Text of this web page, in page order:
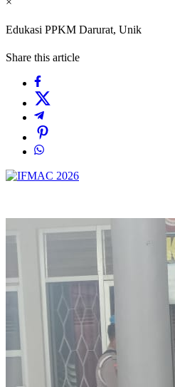
Edukasi PPKM Darurat, Unik
Share this article